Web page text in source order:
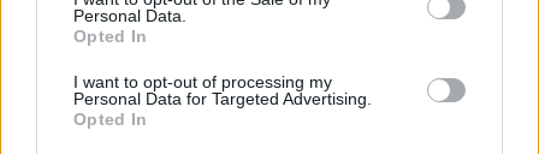
Personal Data.
Opted In
I want to opt-out of processing my
Personal Data for Targeted Advertising.
Opted In